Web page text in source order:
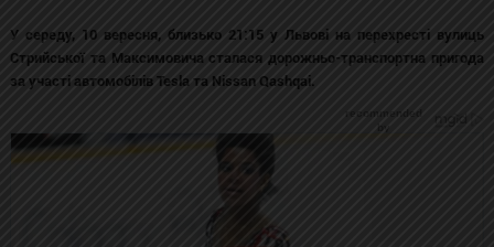
У середу, 10 вересня, близько 21:15 у Львові на перехресті вулиць
Стрийської та Максимовича сталася дорожньо-транспортна пригода
за участі автомобілів Tesla та Nissan Qashqai.